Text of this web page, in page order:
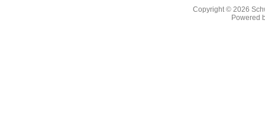
Copyright © 2026
Powered